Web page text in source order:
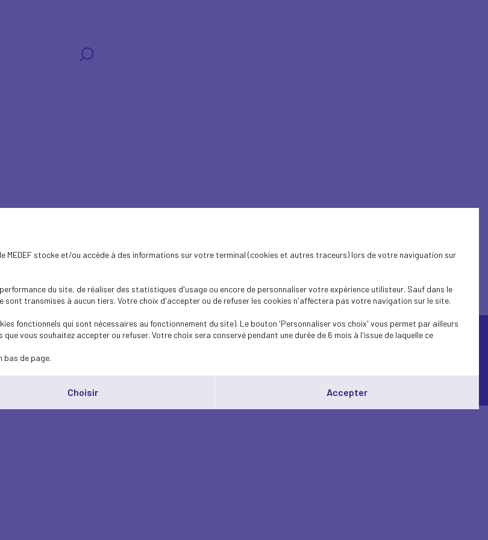
© Medef Pays de la Loire 2026 -
MEDEF stocke et/ou accède à des informations sur votre terminal (cookies et autres traceurs) lors de votre naviguation sur
du site, de réaliser des statistiques d'usage ou encore de personnaliser votre expérience utilisteur. Sauf dans le
transmises à aucun tiers. Votre choix d'accepter ou de refuser les cookies n'affectera pas votre navigation sur le site.
fonctionnels qui sont nécessaires au fonctionnement du site). Le bouton 'Personnaliser vos choix' vous permet par ailleurs
vous souhaitez accepter ou refuser. Votre choix sera conservé pendant une durée de 6 mois à l'issue de laquelle ce
bas de page.
Choisir Accepter